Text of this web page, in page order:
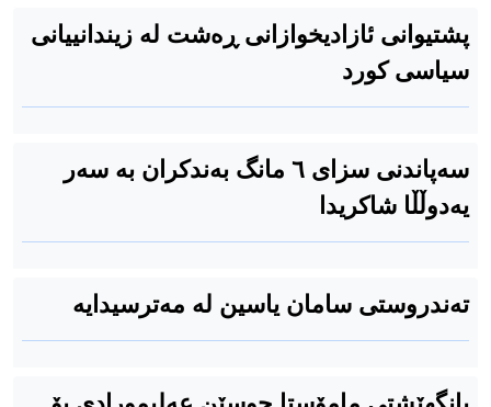
پشتیوانی ئازادیخوازانی ڕەشت له زیندانییانی
سیاسی کورد
سەپاندنی سزای ٦ مانگ بەندكران بە سەر
یەدوڵڵا شاكریدا
تەندروستی سامان یاسین لە مەترسیدایە